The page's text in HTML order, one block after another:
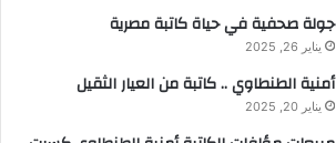
جولة صحفية في حياة كاتبة مصرية
يناير 26, 2025
أمنية الطنطاوي .. كاتبة من العيار الثقيل
يناير 20, 2025